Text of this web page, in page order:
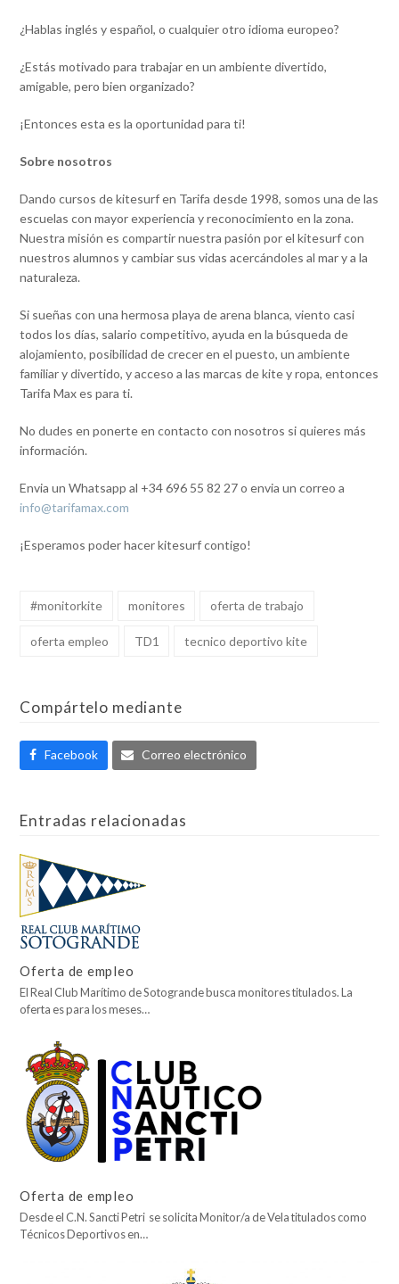
¿Hablas inglés y español, o cualquier otro idioma europeo?
¿Estás motivado para trabajar en un ambiente divertido,
amigable, pero bien organizado?
¡Entonces esta es la oportunidad para ti!
Sobre nosotros
Dando cursos de kitesurf en Tarifa desde 1998, somos una de las
escuelas con mayor experiencia y reconocimiento en la zona.
Nuestra misión es compartir nuestra pasión por el kitesurf con
nuestros alumnos y cambiar sus vidas acercándoles al mar y a la
naturaleza.
Si sueñas con una hermosa playa de arena blanca, viento casi
todos los días, salario competitivo, ayuda en la búsqueda de
alojamiento, posibilidad de crecer en el puesto, un ambiente
familiar y divertido, y acceso a las marcas de kite y ropa, entonces
Tarifa Max es para ti.
No dudes en ponerte en contacto con nosotros si quieres más
información.
Envia un Whatsapp al +34 696 55 82 27 o envia un correo a
info@tarifamax.com
¡Esperamos poder hacer kitesurf contigo!
#monitorkite monitores oferta de trabajo
oferta empleo TD1 tecnico deportivo kite
Compártelo mediante
Facebook Correo electrónico
Entradas relacionadas
Oferta de empleo
El Real Club Marítimo de Sotogrande busca monitores titulados. La
oferta es para los meses…
Oferta de empleo
Desde el C.N. Sancti Petri se solicita Monitor/a de Vela titulados como
Técnicos Deportivos en…